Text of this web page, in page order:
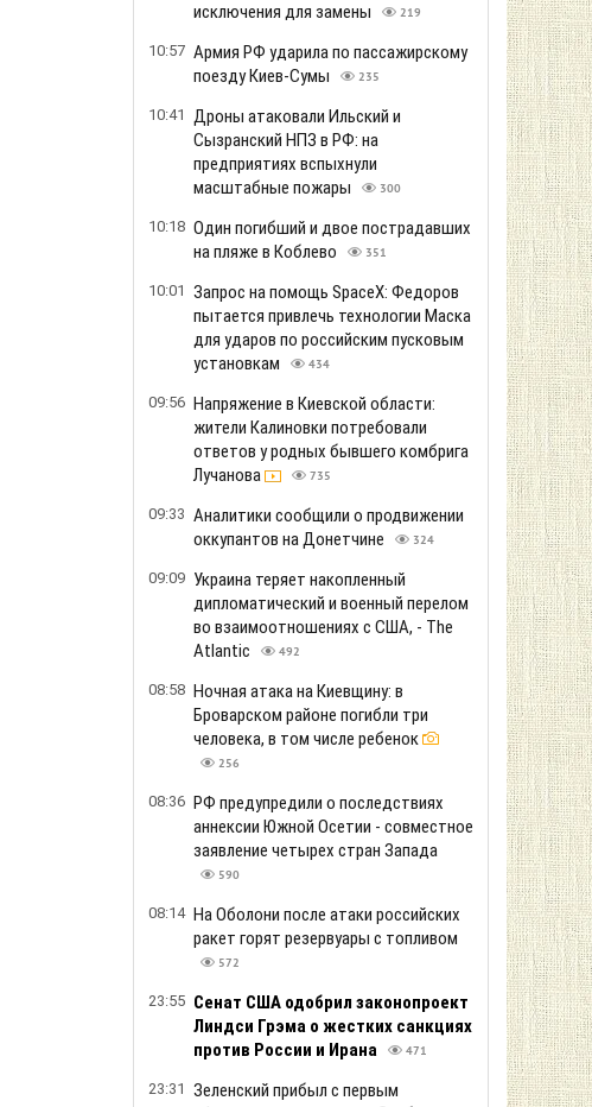
исключения для замены
219
10:57 Армия РФ ударила по пассажирскому
поезду Киев-Сумы
235
10:41 Дроны атаковали Ильский и
Сызранский НПЗ в РФ: на
предприятиях вспыхнули
масштабные пожары
300
10:18 Один погибший и двое пострадавших
на пляже в Коблево
351
10:01 Запрос на помощь SpaceX: Федоров
пытается привлечь технологии Маска
для ударов по российским пусковым
установкам
434
09:56 Напряжение в Киевской области:
жители Калиновки потребовали
ответов у родных бывшего комбрига
Лучанова
735
09:33 Аналитики сообщили о продвижении
оккупантов на Донетчине
324
09:09 Украина теряет накопленный
дипломатический и военный перелом
во взаимоотношениях с США, - The
Atlantic
492
08:58 Ночная атака на Киевщину: в
Броварском районе погибли три
человека, в том числе ребенок
256
08:36 РФ предупредили о последствиях
аннексии Южной Осетии - совместное
заявление четырех стран Запада
590
08:14 На Оболони после атаки российских
ракет горят резервуары с топливом
572
23:55 Сенат США одобрил законопроект
Линдси Грэма о жестких санкциях
против России и Ирана
471
23:31 Зеленский прибыл с первым